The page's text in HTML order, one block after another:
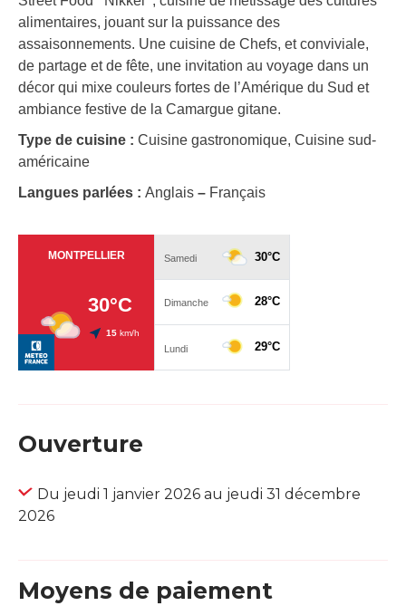
alimentaires, jouant sur la puissance des
assaisonnements. Une cuisine de Chefs, et conviviale,
de partage et de fête, une invitation au voyage dans un
décor qui mixe couleurs fortes de l’Amérique du Sud et
ambiance festive de la Camargue gitane.
Type de cuisine : Cuisine gastronomique, Cuisine sud-
américaine
Langues parlées : Anglais – Français
Ouverture
Du jeudi 1 janvier 2026 au jeudi 31 décembre
2026
Moyens de paiement